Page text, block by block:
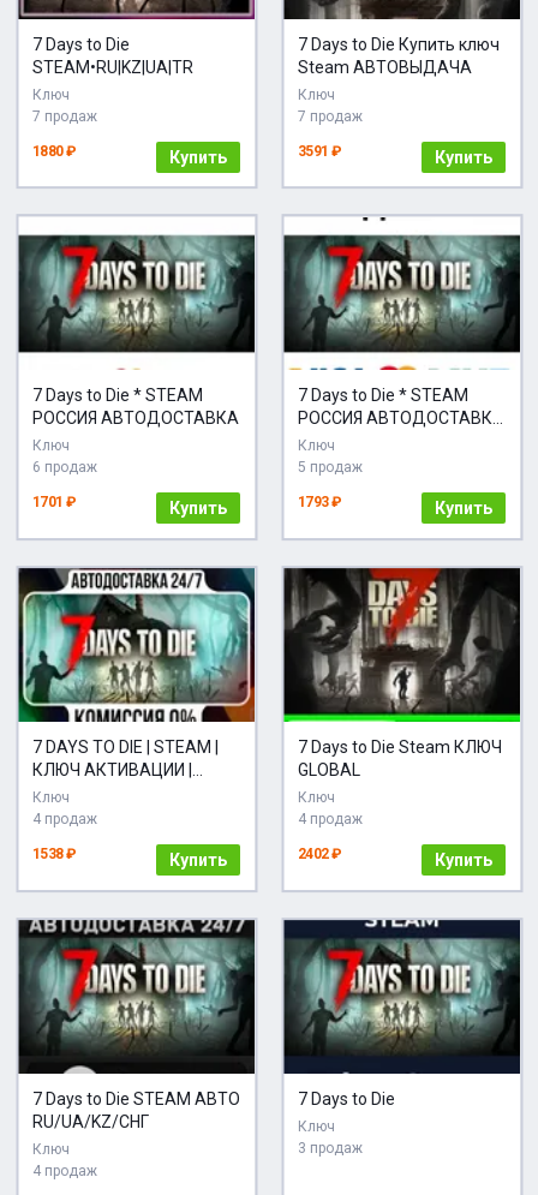
7 Days to Die
STEAM•RU|KZ|UA|TR
Ключ
7 продаж
1880 ₽ Купить
7 Days to Die Купить ключ
Steam АВТОВЫДАЧА
Ключ
7 продаж
3591 ₽ Купить
7 Days to Die * STEAM
РОССИЯ АВТОДОСТАВКА
Ключ
6 продаж
1701 ₽ Купить
7 Days to Die * STEAM
РОССИЯ АВТОДОСТАВКА
КАРТЫ
Ключ
5 продаж
1793 ₽ Купить
7 DAYS TO DIE | STEAM |
КЛЮЧ АКТИВАЦИИ |
АВТО
Ключ
4 продаж
1538 ₽ Купить
7 Days to Die Steam КЛЮЧ
GLOBAL
Ключ
4 продаж
2402 ₽ Купить
7 Days to Die STEAM АВТО
RU/UA/KZ/СНГ
Ключ
4 продаж
7 Days to Die
Ключ
3 продаж